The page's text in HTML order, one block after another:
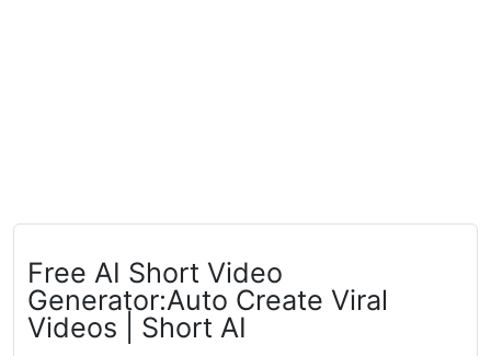
Free AI Short Video
Generator:Auto Create Viral
Videos | Short AI